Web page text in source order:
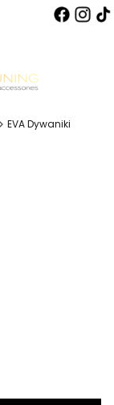
EVA Dywaniki